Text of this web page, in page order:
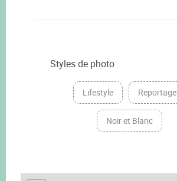
Styles de photo
Lifestyle Reportage
Noir et Blanc